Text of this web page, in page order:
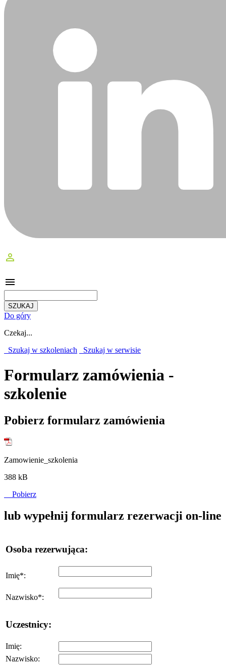
perm_identity
menu
Do góry
Czekaj...
Szukaj w szkoleniach
Szukaj w serwisie
Formularz zamówienia -
szkolenie
Pobierz formularz zamówienia
Zamowienie_szkolenia
388 kB
Pobierz
lub wypełnij formularz rezerwacji on-line
Osoba rezerwująca:
Imię*:
Nazwisko*:
Uczestnicy:
Imię:
Nazwisko: